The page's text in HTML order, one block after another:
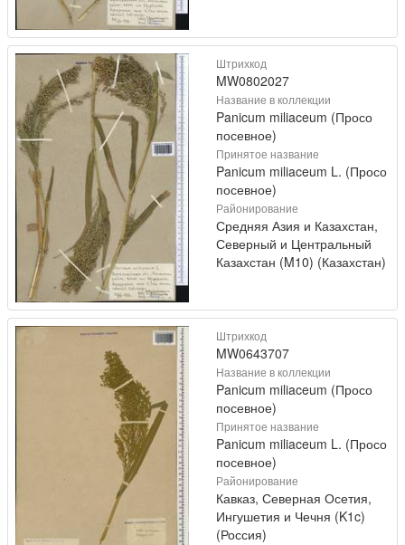
Штрихкод
MW0802027
Название в коллекции
Panicum miliaceum (Просо
посевное)
Принятое название
Panicum miliaceum L. (Просо
посевное)
Районирование
Средняя Азия и Казахстан,
Северный и Центральный
Казахстан (M10) (Казахстан)
Штрихкод
MW0643707
Название в коллекции
Panicum miliaceum (Просо
посевное)
Принятое название
Panicum miliaceum L. (Просо
посевное)
Районирование
Кавказ, Северная Осетия,
Ингушетия и Чечня (K1c)
(Россия)